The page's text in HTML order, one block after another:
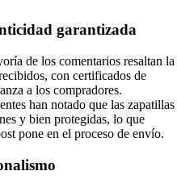
garantizada
de los comentarios resaltan la
con certificados de
a los compradores.
han notado que las zapatillas
y bien protegidas, lo que
pone en el proceso de envío.